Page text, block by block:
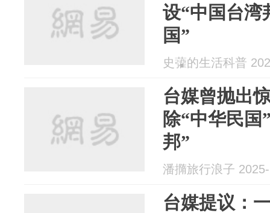
设“中国台湾
国”
史虇的生活科普
台媒曾抛出
除“中华民国
邦”
潘撱旅行浪子
台媒提议：